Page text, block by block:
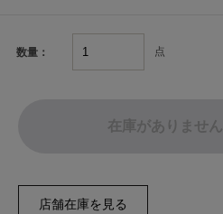
数量： 点
在庫がありません